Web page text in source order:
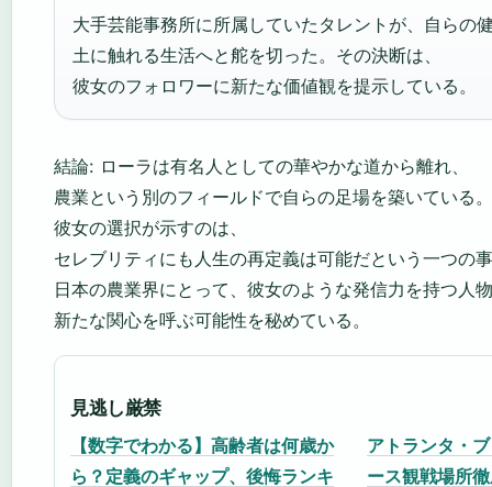
大手芸能事務所に所属していたタレントが、自らの
土に触れる生活へと舵を切った。その決断は、
彼女のフォロワーに新たな価値観を提示している。
結論: ローラは有名人としての華やかな道から離れ、
農業という別のフィールドで自らの足場を築いている。
彼女の選択が示すのは、
セレブリティにも人生の再定義は可能だという一つの
日本の農業界にとって、彼女のような発信力を持つ人
新たな関心を呼ぶ可能性を秘めている。
見逃し厳禁
【数字でわかる】高齢者は何歳か
ら？定義のギャップ、後悔ランキ
アトランタ・
ース観戦場所